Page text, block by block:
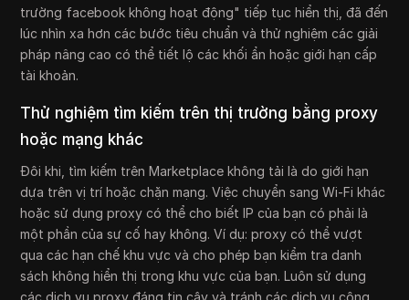
trường facebook không hoạt động" tiếp tục hiển thị, đã đến
lúc nhìn xa hơn các bước tiêu chuẩn và thử nghiệm các giải
pháp nâng cao có thể tiết lộ các khối ẩn hoặc giới hạn cấp
tài khoản.
Thử nghiệm tìm kiếm trên thị trường bằng proxy
hoặc mạng khác
Đôi khi, tìm kiếm trên Marketplace không tải là do giới hạn
dựa trên vị trí hoặc chặn mạng. Việc chuyển sang Wi-Fi khác
hoặc sử dụng proxy có thể cho biết IP của bạn có phải là
một phần của sự cố hay không. Ví dụ: proxy có thể vượt
qua các hạn chế khu vực và cho phép bạn kiểm tra danh
sách không hiển thị trong khu vực của bạn. Luôn sử dụng
các dịch vụ proxy đáng tin cậy và tránh các dịch vụ công